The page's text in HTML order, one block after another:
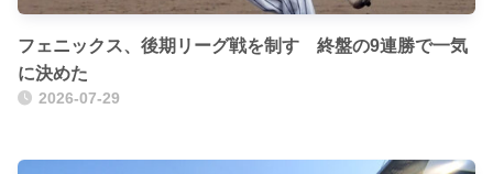
フェニックス、後期リーグ戦を制す 終盤の9連勝で一気
に決めた
2026-07-29